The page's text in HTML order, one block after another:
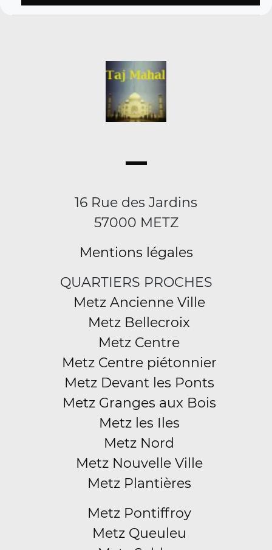
16 Rue des Jardins
57000 METZ
Mentions légales
QUARTIERS PROCHES
Metz Ancienne Ville
Metz Bellecroix
Metz Centre
Metz Centre piétonnier
Metz Devant les Ponts
Metz Granges aux Bois
Metz les Iles
Metz Nord
Metz Nouvelle Ville
Metz Plantières
Metz Pontiffroy
Metz Queuleu